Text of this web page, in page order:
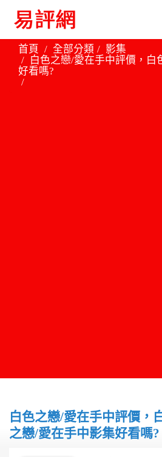
首頁 全部分類
影集
白色之戀/愛在手中評價，白
好看嗎?
白色之戀/愛在手中評價，
之戀/愛在手中影集好看嗎?